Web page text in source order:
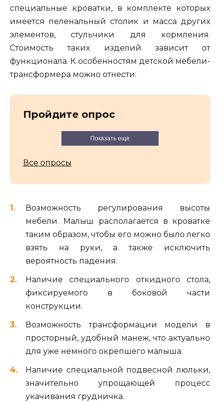
специальные кроватки, в комплекте которых
имеется пеленальный столик и масса других
элементов, стульчики для кормления.
Стоимость таких изделий зависит от
функционала. К особенностям детской мебели-
трансформера можно отнести:
Пройдите опрос
Показать еще
Все опросы
Возможность регулирования высоты
мебели. Малыш располагается в кроватке
таким образом, чтобы его можно было легко
взять на руки, а также исключить
вероятность падения.
Наличие специального откидного стола,
фиксируемого в боковой части
конструкции.
Возможность трансформации модели в
просторный, удобный манеж, что актуально
для уже немного окрепшего малыша.
Наличие специальной подвесной люльки,
значительно упрощающей процесс
укачивания грудничка.